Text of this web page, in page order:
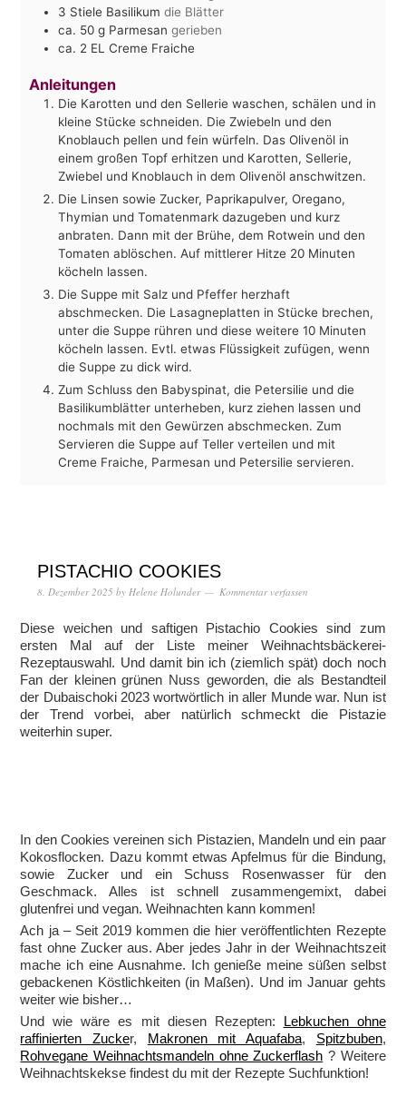
3 Stiele Basilikum die Blätter
ca. 50 g Parmesan gerieben
ca. 2 EL Creme Fraiche
Anleitungen
Die Karotten und den Sellerie waschen, schälen und in
kleine Stücke schneiden. Die Zwiebeln und den
Knoblauch pellen und fein würfeln. Das Olivenöl in
einem großen Topf erhitzen und Karotten, Sellerie,
Zwiebel und Knoblauch in dem Olivenöl anschwitzen.
Die Linsen sowie Zucker, Paprikapulver, Oregano,
Thymian und Tomatenmark dazugeben und kurz
anbraten. Dann mit der Brühe, dem Rotwein und den
Tomaten ablöschen. Auf mittlerer Hitze 20 Minuten
köcheln lassen.
Die Suppe mit Salz und Pfeffer herzhaft
abschmecken. Die Lasagneplatten in Stücke brechen,
unter die Suppe rühren und diese weitere 10 Minuten
köcheln lassen. Evtl. etwas Flüssigkeit zufügen, wenn
die Suppe zu dick wird.
Zum Schluss den Babyspinat, die Petersilie und die
Basilikumblätter unterheben, kurz ziehen lassen und
nochmals mit den Gewürzen abschmecken. Zum
Servieren die Suppe auf Teller verteilen und mit
Creme Fraiche, Parmesan und Petersilie servieren.
PISTACHIO COOKIES
8. Dezember 2025 by Helene Holunder Kommentar verfassen
Diese weichen und saftigen Pistachio Cookies sind zum
ersten Mal auf der Liste meiner Weihnachtsbäckerei-
Rezeptauswahl. Und damit bin ich (ziemlich spät) doch noch
Fan der kleinen grünen Nuss geworden, die als Bestandteil
der Dubaischoki 2023 wortwörtlich in aller Munde war. Nun ist
der Trend vorbei, aber natürlich schmeckt die Pistazie
weiterhin super.
In den Cookies vereinen sich Pistazien, Mandeln und ein paar
Kokosflocken. Dazu kommt etwas Apfelmus für die Bindung,
sowie Zucker und ein Schuss Rosenwasser für den
Geschmack. Alles ist schnell zusammengemixt, dabei
glutenfrei und vegan. Weihnachten kann kommen!
Ach ja – Seit 2019 kommen die hier veröffentlichten Rezepte
fast ohne Zucker aus. Aber jedes Jahr in der Weihnachtszeit
mache ich eine Ausnahme. Ich genieße meine süßen selbst
gebackenen Köstlichkeiten (in Maßen). Und im Januar gehts
weiter wie bisher…
Und wie wäre es mit diesen Rezepten: Lebkuchen ohne
raffinierten Zucker, Makronen mit Aquafaba, Spitzbuben,
Rohvegane Weihnachtsmandeln ohne Zuckerflash ? Weitere
Weihnachtskekse findest du mit der Rezepte Suchfunktion!